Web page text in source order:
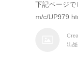
下記ページ
m/c/
出